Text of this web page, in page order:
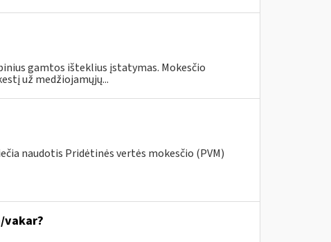
gamtos išteklius įstatymas. Mokesčio
už medžiojamųjų...
naudotis Pridėtinės vertės mokesčio (PVM)
vakar?